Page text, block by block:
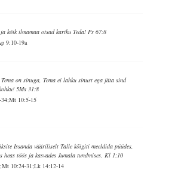
kõik ilmamaa otsad kartku Teda! Ps 67:8
9:10-19a
on sinuga, Tema ei lahku sinust ega jäta sind
5Ms 31:8
10:5-15
Issanda vääriliselt Talle kõigiti meeldida püüdes,
heas töös ja kasvades Jumala tundmises. Kl 1:10
10:24-31;Lk 14:12-14